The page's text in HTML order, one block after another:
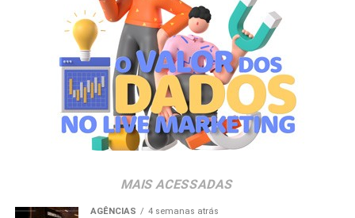
espaço Villa Atende, localizado no piso G1 do shopping.
“O SP Open é um torneio muito relevante para a cidade e
para essa região. Como estamos no evento de forma tão
profunda, nada mais justo do que proporcionar essa
experiência para alguns dos nossos clientes fiéis”,
destaca Aline Ivanov, gerente de marketing do Shopping
Villa Lobos.
Para ingressar no programa e participar do sorteio, os
Shopping Villa Lobos, efetuar o cadastro e enviar
comprovantes fiscais de qualquer valor. O regulamento
MAIS ACESSADAS
AGÊNCIAS 4 semanas atrás